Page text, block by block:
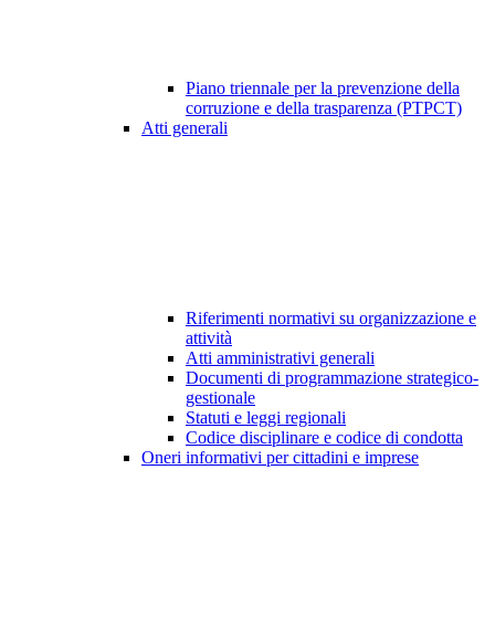
Piano triennale per la prevenzione della
corruzione e della trasparenza (PTPCT)
Atti generali
Riferimenti normativi su organizzazione e
attività
Atti amministrativi generali
Documenti di programmazione strategico-
gestionale
Statuti e leggi regionali
Codice disciplinare e codice di condotta
Oneri informativi per cittadini e imprese